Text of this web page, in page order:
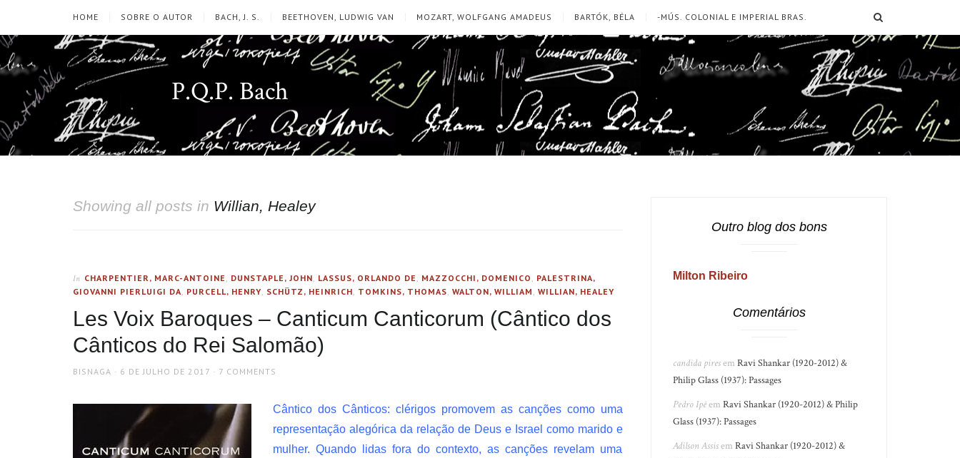
HOME SOBRE O AUTOR BACH, J. S. BEETHOVEN, LUDWIG VAN MOZART, WOLFGANG AMADEUS BARTÓK, BÉLA -MÚS. COLONIAL E IMPERIAL BRAS.
P.Q.P. Bach
Showing all posts in Willian, Healey
In CHARPENTIER, MARC-ANTOINE DUNSTAPLE, JOHN LASSUS, ORLANDO DE MAZZOCCHI, DOMENICO
PALESTRINA,
GIOVANNI PIERLUIGI DA PURCELL, HENRY SCHÜTZ, HEINRICH TOMKINS, THOMAS WALTON, WILLIAM WILLIAN, HEALEY
Les Voix Baroques – Canticum Canticorum (Cântico dos
Cânticos do Rei Salomão)
AUTHOR
BISNAGA
POSTED
6 DE JULHO DE 2017 7 COMMENTS
Cântico dos Cânticos: clérigos promovem as canções como uma
representação alegórica da relação de Deus e Israel como marido e
mulher. Quando lidas fora do contexto, as canções revelam uma
Outro blog dos bons
Milton Ribeiro
Comentários
candida piresemRavi Shankar (1920-2012) &
Philip Glass (1937): Passages
Pedro IpêemRavi Shankar (1920-2012) & Philip
Glass (1937): Passages
Adilson AssisemRavi Shankar (1920-2012) &